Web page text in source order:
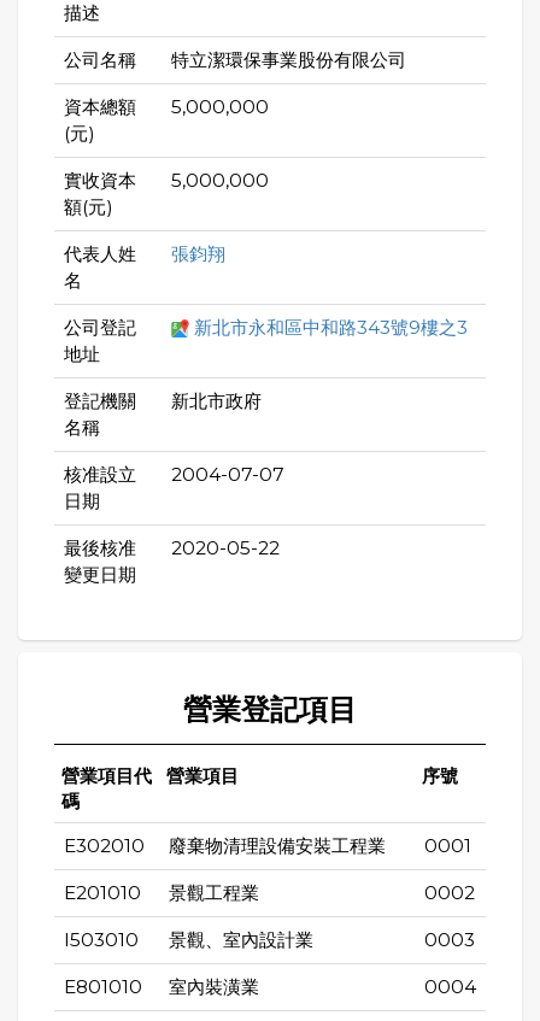
描述
公司名稱 特立潔環保事業股份有限公司
資本總額
(元)
5,000,000
實收資本
額(元)
5,000,000
代表人姓
名
張鈞翔
公司登記
地址
新北市永和區中和路343號9樓之3
登記機關
名稱
新北市政府
核准設立
日期
2004-07-07
最後核准
變更日期
2020-05-22
營業登記項目
營業項目代
碼
營業項目 序號
E302010 廢棄物清理設備安裝工程業 0001
E201010 景觀工程業 0002
I503010 景觀、室內設計業 0003
E801010 室內裝潢業 0004